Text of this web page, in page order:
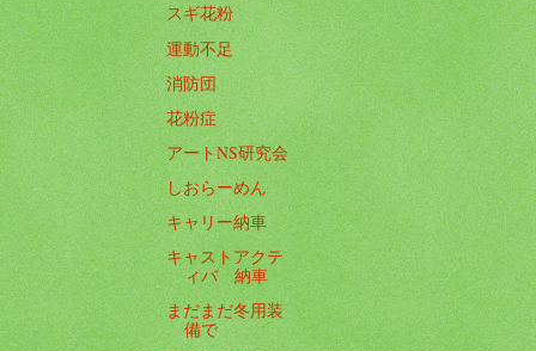
スギ花粉
運動不足
消防団
花粉症
アートNS研究会
しおらーめん
キャリー納車
キャストアクテ
ィバ 納車
まだまだ冬用装
備で